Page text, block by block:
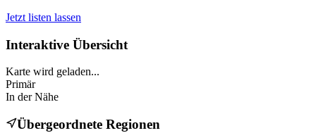
Jetzt listen lassen
Interaktive Übersicht
Karte wird geladen...
Primär
In der Nähe
Übergeordnete Regionen